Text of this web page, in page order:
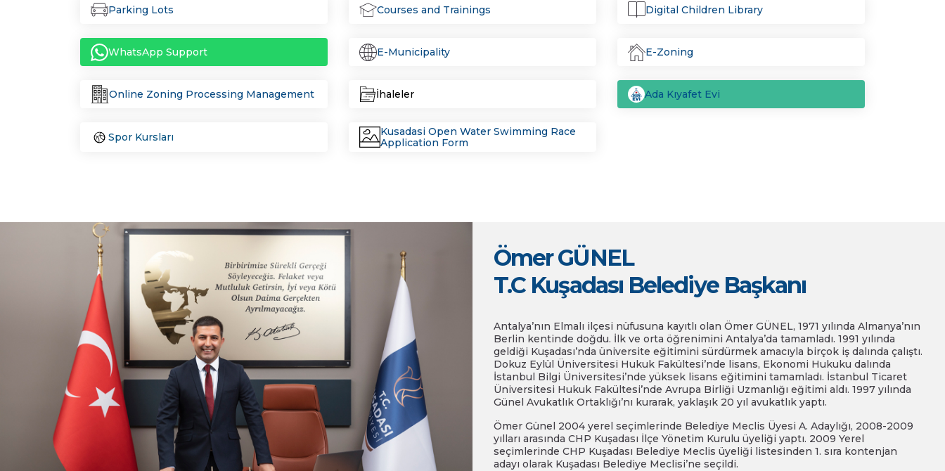
Parking Lots Courses and Trainings Digital Children Library
WhatsApp Support E-Municipality E-Zoning
Online Zoning Processing Management İhaleler Ada Kıyafet Evi
Spor Kursları
Kusadasi Open Water Swimming Race
Application Form
Ömer GÜNEL
T.C Kuşadası Belediye Başkanı
Antalya’nın Elmalı ilçesi nüfusuna kayıtlı olan Ömer GÜNEL, 1971 yılında Almanya’nın
Berlin kentinde doğdu. İlk ve orta öğrenimini Antalya’da tamamladı. 1991 yılında
geldiği Kuşadası’nda üniversite eğitimini sürdürmek amacıyla birçok iş dalında çalıştı.
Dokuz Eylül Üniversitesi Hukuk Fakültesi’nde lisans, Ekonomi Hukuku dalında
İstanbul Bilgi Üniversitesi’nde yüksek lisans eğitimini tamamladı. İstanbul Ticaret
Üniversitesi Hukuk Fakültesi’nde Avrupa Birliği Uzmanlığı eğitimi aldı. 1997 yılında
Günel Avukatlık Ortaklığı’nı kurarak, yaklaşık 20 yıl avukatlık yaptı.
Ömer Günel 2004 yerel seçimlerinde Belediye Meclis Üyesi A. Adaylığı, 2008-2009
yılları arasında CHP Kuşadası İlçe Yönetim Kurulu üyeliği yaptı. 2009 Yerel
seçimlerinde CHP Kuşadası Belediye Meclis üyeliği listesinden 1. sıra kontenjan
adayı olarak Kuşadası Belediye Meclisi’ne seçildi.